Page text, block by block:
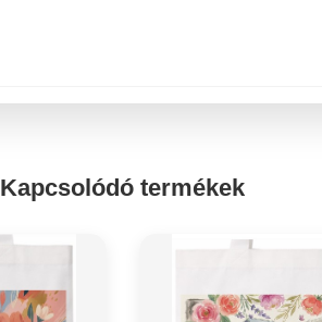
Kapcsolódó termékek